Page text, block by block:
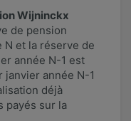
Wijninckx
de pension
N et la réserve de
année N-1 est
janvier année N-1
déjà
payés sur la